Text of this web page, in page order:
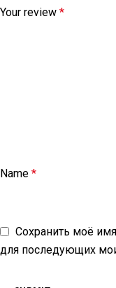
Your review *
Name *
Сохранить моё
для последующих